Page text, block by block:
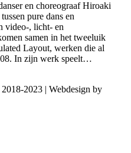
en choreograaf Hiroaki
pure dans en
video-, licht- en
samen in het tweeluik
Layout, werken die al
In zijn werk speelt…
2023 | Webdesign by